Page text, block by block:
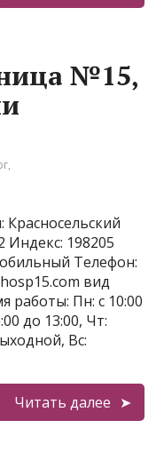
№15,
,
Красносельский
Индекс: 198205
Телефон:
вид
работы: Пн: с 10:00
до 13:00, Чт:
Вс:
Читать далее